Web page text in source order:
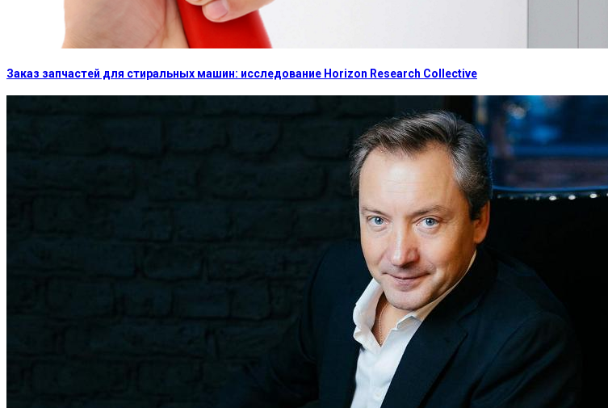
Заказ запчастей для стиральных машин: исследование Horizon Research Collective